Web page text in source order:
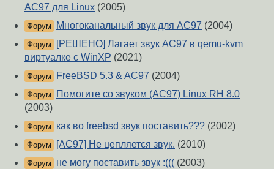
AC97 для Linux (2005)
Форум Многоканальный звук для AC97 (2004)
Форум
[РЕШЕНО] Лагает звук AC97 в qemu-kvm
виртуалке с WinXP (2021)
Форум FreeBSD 5.3 & AC97 (2004)
Форум
Помогите со звуком (AC97) Linux RH 8.0
(2003)
Форум как во freebsd звук поставить??? (2002)
Форум [AC97] Не цепляется звук. (2010)
Форум не могу поставить звук :((( (2003)